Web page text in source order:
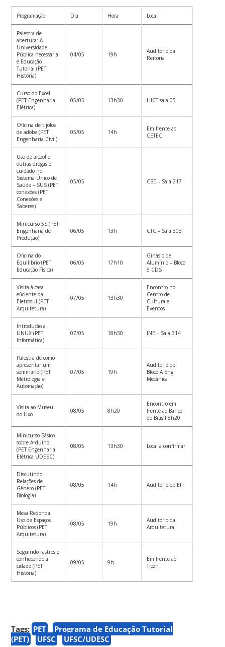
Programação Dia Hora Local
Palestra de
abertura: A
Universidade
Pública necessária
e Educação
Tutorial (PET
História)
04/05 19h
Auditório da
Reitoria
Curso do Excel
(PET Engenharia
Elétrica)
05/05 13h30 LIICT sala 05
Oficina de tijolos
de adobe (PET
Engenharia Civil)
05/05 14h
Em frente ao
CETEC
Uso de álcool e
outras drogas e
cuidado no
Sistema Único de
Saúde – SUS (PET
conexões (PET
Conexões e
Saberes)
05/05 CSE – Sala 217
Minicurso 5S (PET
Engenharia de
Produção)
06/05 13h CTC – Sala 303
Oficina do
Equilíbrio (PET
Educação Física)
06/05 17h10
Ginásio de
Alumínio – Bloco
6 CDS
Visita à casa
eficiente da
Eletrosul (PET
Arquitetura)
07/05 13h30
Encontro no
Centro de
Cultura e
Eventos
Introdução a
LINUX (PET
Informática)
07/05 18h30 INE – Sala 314
Palestra de como
apresentar um
seminário (PET
Metrologia e
Automação)
07/05 19h
Auditório do
Bloco A Eng.
Mecânica
Visita ao Museu
do Lixo
08/05 8h20
Encontro em
frente ao Banco
do Brasil 8h20
Minicurso Básico
sobre Arduíno
(PET Engenharia
Elétrica UDESC)
08/05 13h30 Local a confirmar
Discutindo
Relações de
Gênero (PET
Biologia)
08/05 14h Auditório do EFI
Mesa Redonda:
Uso de Espaços
Públicos (PET
Arquitetura)
08/05 19h
Auditório da
Arquitetura
Seguindo rastros e
conhecendo a
cidade (PET
História)
09/05 9h
Em frente ao
Ticen
Tags: PET
Programa de Educação Tutorial
(PET)
UFSC UFSC/UDESC